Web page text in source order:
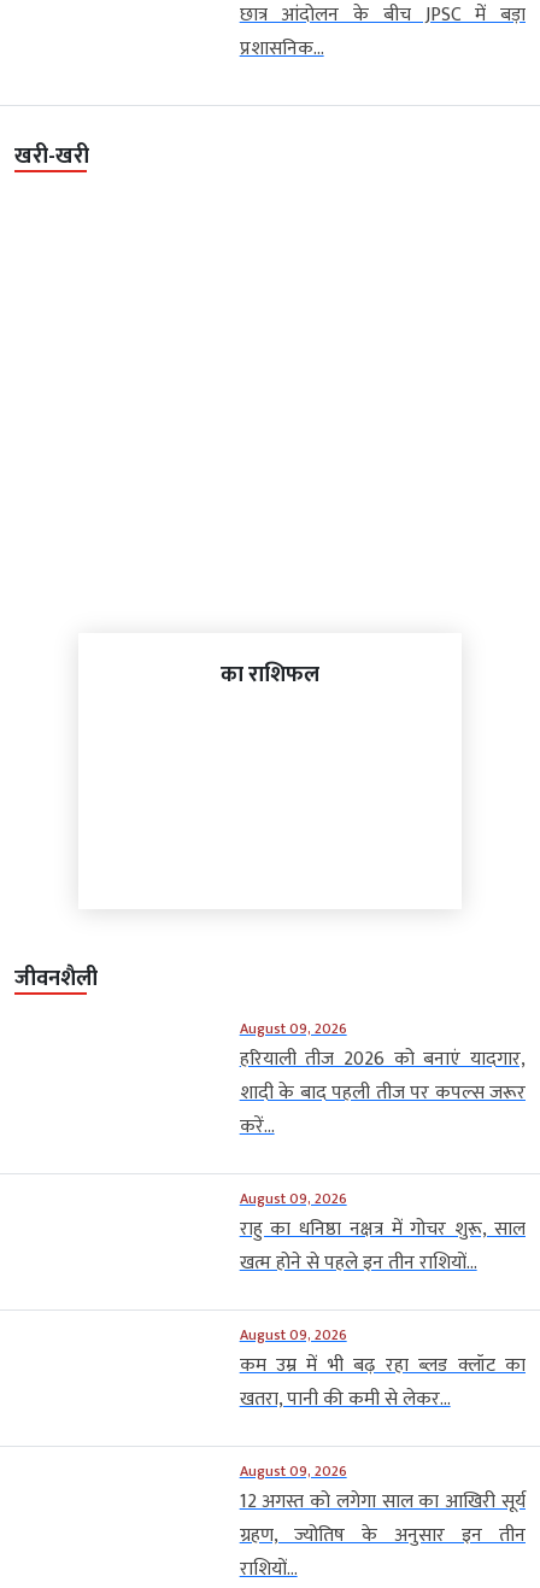
छात्र आंदोलन के बीच JPSC में बड़ा
प्रशासनिक...
खरी-खरी
का राशिफल
जीवनशैली
August 09, 2026
हरियाली तीज 2026 को बनाएं यादगार,
शादी के बाद पहली तीज पर कपल्स जरूर
करें...
August 09, 2026
राहु का धनिष्ठा नक्षत्र में गोचर शुरू, साल
खत्म होने से पहले इन तीन राशियों...
August 09, 2026
कम उम्र में भी बढ़ रहा ब्लड क्लॉट का
खतरा, पानी की कमी से लेकर...
August 09, 2026
12 अगस्त को लगेगा साल का आखिरी सूर्य
ग्रहण, ज्योतिष के अनुसार इन तीन
राशियों...